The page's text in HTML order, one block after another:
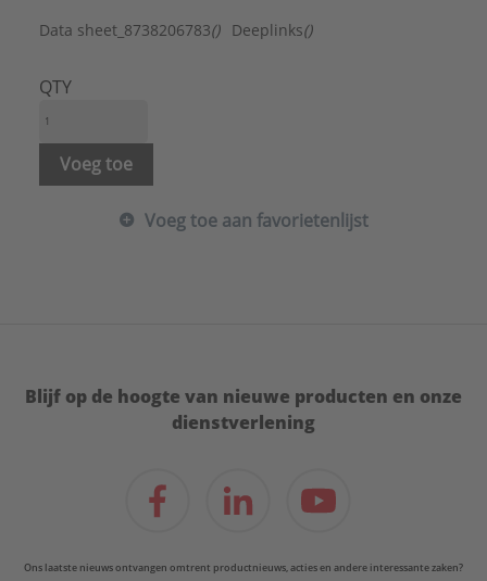
Data sheet_8738206783() Deeplinks()
QTY
Voeg toe
Voeg toe aan favorietenlijst
Blijf op de hoogte van nieuwe producten en onze
dienstverlening
Ons laatste nieuws ontvangen omtrent productnieuws, acties en andere interessante zaken?